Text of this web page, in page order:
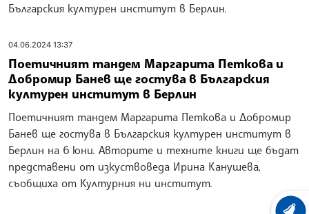
Българския културен институт в Берлин.
04.06.2024 13:37
Поетичният тандем Маргарита Петкова и
Добромир Банев ще гостува в Българския
културен институт в Берлин
Поетичният тандем Маргарита Петкова и Добромир
Банев ще гостува в Българския културен институт в
Берлин на 6 юни. Авторите и техните книги ще бъдат
представени от изкуствоведа Ирина Канушева,
съобщиха от Културния ни институт.